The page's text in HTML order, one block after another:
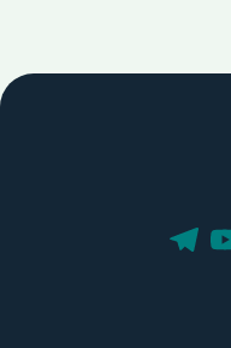
لأعلى